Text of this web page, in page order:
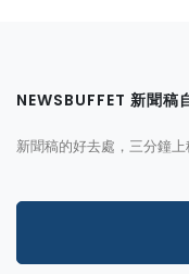
NEWSBUFFET 新聞稿
新聞稿的好去處，三分鐘